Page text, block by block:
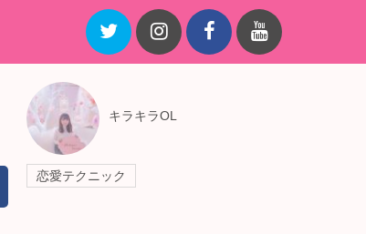
キラキラOL
恋愛テクニック